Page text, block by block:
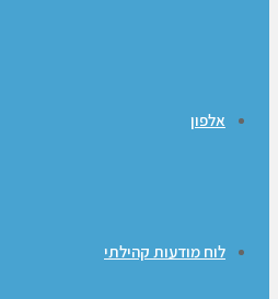
אלפון
לוח מודעות קהילתי